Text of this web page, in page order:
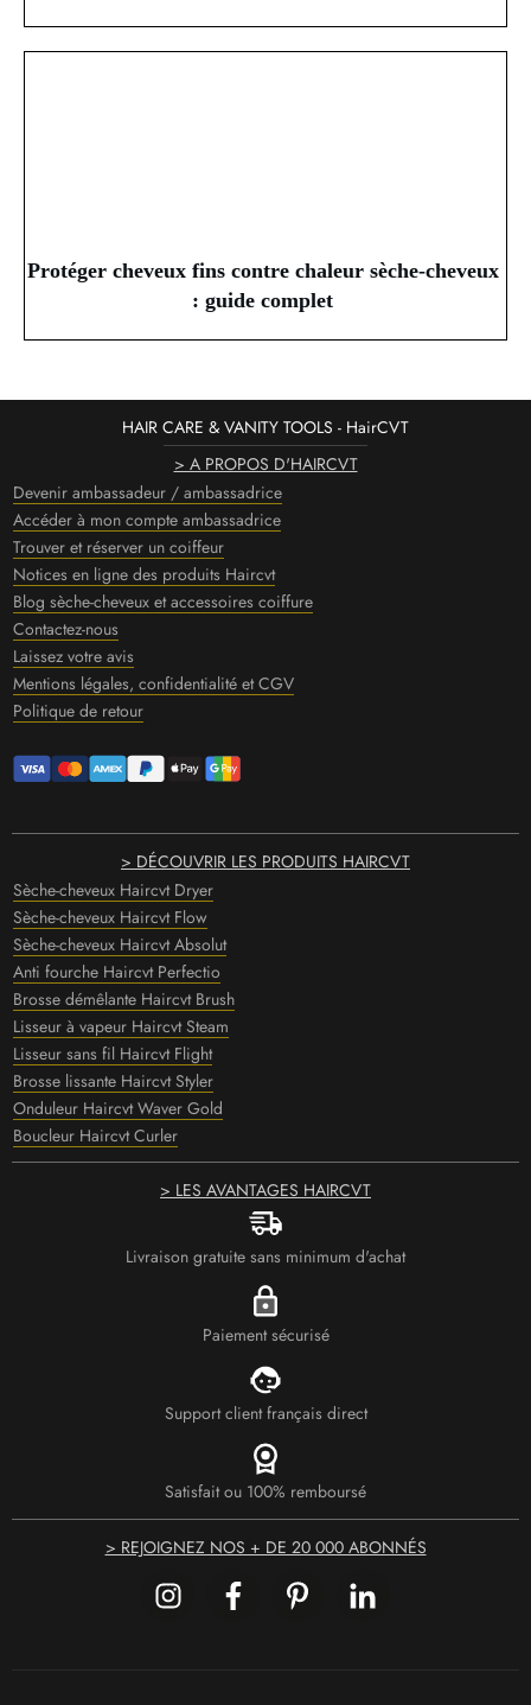
Protéger cheveux fins contre chaleur sèche-cheveux
: guide complet
HAIR CARE & VANITY TOOLS - HairCVT
> A PROPOS D'HAIRCVT
Devenir ambassadeur / ambassadrice
Accéder à mon compte ambassadrice
Trouver et réserver un coiffeur
Notices en ligne des produits Haircvt
Blog sèche-cheveux et accessoires coiffure
Contactez-nous
Laissez votre avis
Mentions légales, confidentialité et CGV
Politique de retour
> DÉCOUVRIR LES PRODUITS HAIRCVT
Sèche-cheveux Haircvt Dryer
Sèche-cheveux Haircvt Flow
Sèche-cheveux Haircvt Absolut
Anti fourche Haircvt Perfectio
Brosse démêlante Haircvt Brush
Lisseur à vapeur Haircvt Steam
Lisseur sans fil Haircvt Flight
Brosse lissante Haircvt Styler
Onduleur Haircvt Waver Gold
Boucleur Haircvt Curler
> LES AVANTAGES HAIRCVT
Livraison gratuite sans minimum d'achat
Paiement sécurisé
Support client français direct
Satisfait ou 100% remboursé
> REJOIGNEZ NOS + DE 20 000 ABONNÉS